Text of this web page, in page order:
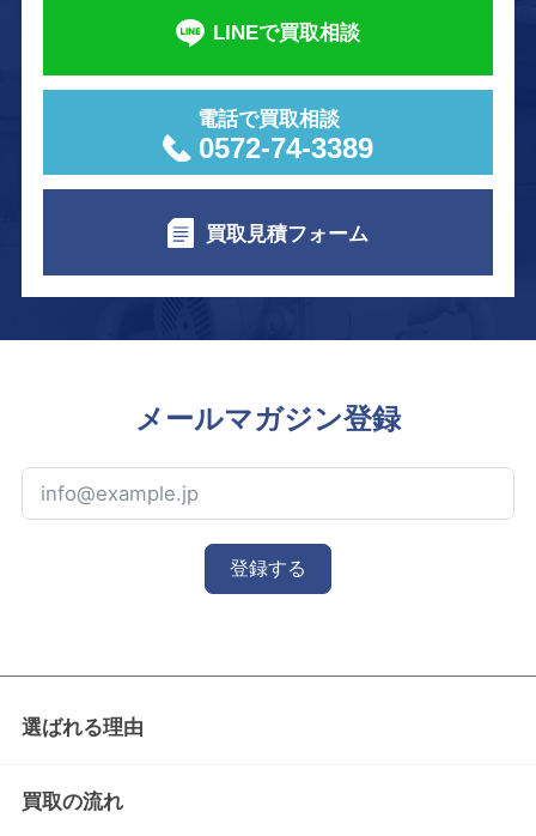
LINEで買取相談
電話で買取相談
0572-74-3389
買取見積フォーム
メールマガジン登録
登録する
選ばれる理由
買取の流れ